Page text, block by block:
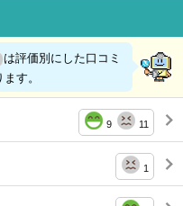
は評価別にした口コミ
す。
9 11
1